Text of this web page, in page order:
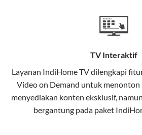
Teknologi di Balik WiFi IndiHome
Wifi IndiHome menggunakan
menggunakan kabel serat optik
pelanggan. Teknologi ini
keunggulan:
Kecepatan Tinggi
TV Interaktif
Layanan IndiHome TVdilengkapi
Video on Demand untuk
menyediakan konten eksklusif,
bergantung pada paket